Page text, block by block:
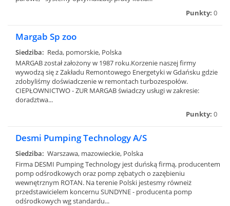
Punkty: 0
Margab Sp zoo
Siedziba: Reda, pomorskie, Polska
MARGAB został założony w 1987 roku.Korzenie naszej firmy
wywodzą się z Zakładu Remontowego Energetyki w Gdańsku gdzie
zdobyliśmy doświadczenie w remontach turbozespołów.
CIEPŁOWNICTWO - ZUR MARGAB świadczy usługi w zakresie:
doradztwa...
Punkty: 0
Desmi Pumping Technology A/S
Siedziba: Warszawa, mazowieckie, Polska
Firma DESMI Pumping Technology jest duńską firmą, producentem
pomp odśrodkowych oraz pomp zębatych o zazębieniu
wewnętrznym ROTAN. Na terenie Polski jestesmy równeiż
przedstawicielem koncernu SUNDYNE - producenta pomp
odśrodkowych wg standardu...